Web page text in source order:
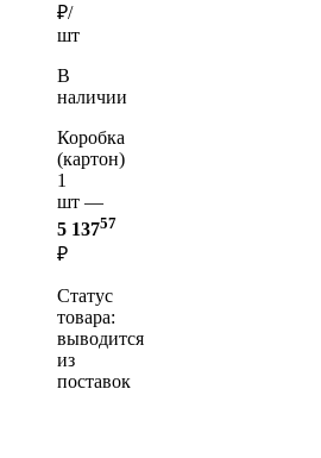
₽/
шт
В
наличии
Коробка
(картон)
1
шт —
5 13757
₽
Статус
товара:
выводится
из
поставок